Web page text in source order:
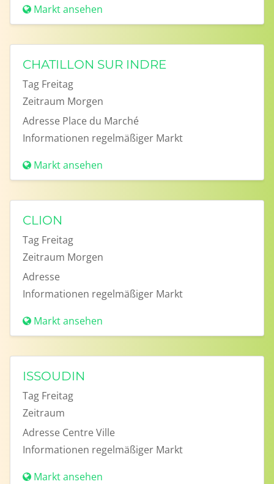
Markt ansehen
CHATILLON SUR INDRE
Tag Freitag
Zeitraum Morgen
Adresse Place du Marché
Informationen regelmäßiger Markt
Markt ansehen
CLION
Tag Freitag
Zeitraum Morgen
Adresse
Informationen regelmäßiger Markt
Markt ansehen
ISSOUDIN
Tag Freitag
Zeitraum
Adresse Centre Ville
Informationen regelmäßiger Markt
Markt ansehen